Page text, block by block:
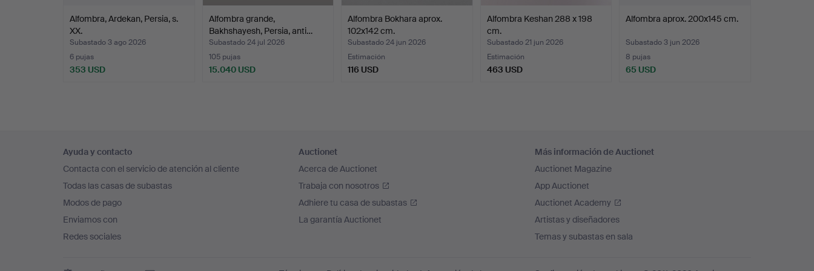
Alfombra, Ardekan, Persia, s.
XX.
Subastado 3 ago 2026
6 pujas
353 USD
Alfombra grande,
Bakhshayesh, Persia, anti…
Subastado 24 jul 2026
105 pujas
15.040 USD
Alfombra Bokhara aprox.
102x142 cm.
Subastado 24 jun 2026
Estimación
116 USD
Alfombra Keshan 288 x 198
cm.
Subastado 21 jun 2026
Estimación
463 USD
Alfombra aprox. 200x145 cm.
Subastado 3 jun 2026
8 pujas
65 USD
en
el
pie
de
página
Ayuda y contacto
Contacta con el servicio de atención al cliente
Todas las casas de subastas
Modos de pago
Enviamos con
Redes sociales
Auctionet
Acerca de Auctionet
Trabaja con nosotros
Adhiere tu casa de subastas
La garantía Auctionet
Más información de Auctionet
Auctionet Magazine
App Auctionet
Auctionet Academy
Artistas y diseñadores
Temas y subastas en sala